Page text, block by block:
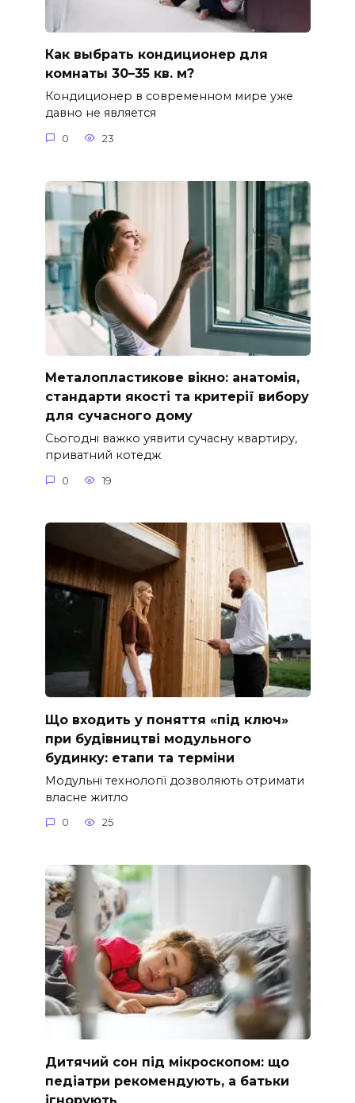
Как выбрать кондиционер для
комнаты 30–35 кв. м?
Кондиционер в современном мире уже
давно не является
0 23
Металопластикове вікно: анатомія,
стандарти якості та критерії вибору
для сучасного дому
Сьогодні важко уявити сучасну квартиру,
приватний котедж
0 19
Що входить у поняття «під ключ»
при будівництві модульного
будинку: етапи та терміни
Модульні технології дозволяють отримати
власне житло
0 25
Дитячий сон під мікроскопом: що
педіатри рекомендують, а батьки
ігнорують